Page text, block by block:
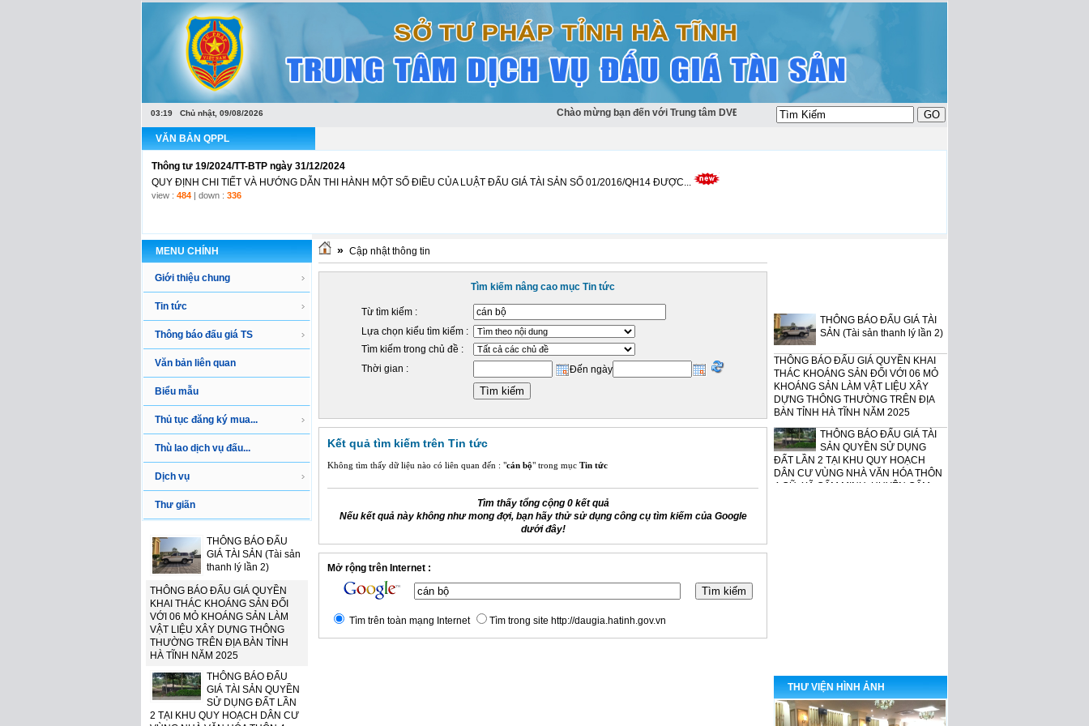
03:19 Chủ nhật, 09/08/2026 Chào mừng bạn đến với Trung tâm DVĐG tài sản tỉnh Hà Tĩnh - Địa chỉ xã Thạch Trung - TP Hà Tĩnh - tỉnh Hà Tĩnh
VĂN BẢN QPPL
Văn bản hợp nhất Luật Đấu giá tài sản
LUẬT ĐẤU GIÁ TÀI SẢNLuật Đấu giá tài sản số 01/2016/QH14 ngày 17 tháng 11 năm 2016 của Quốc hội, có...
view : 1170 | down :448
Thông tư 19/2024/TT-BTP ngày 31/12/2024
QUY ĐỊNH CHI TIẾT VÀ HƯỚNG DẪN THI HÀNH MỘT SỐ ĐIỀU CỦA LUẬT ĐẤU GIÁ TÀI SẢN SỐ 01/2016/QH14 ĐƯỢC...
view : 484 | down : 336
MENU CHÍNH
Giới thiệu chung
Tin tức
Thông báo đấu giá TS
Văn bản liên quan
Biểu mẫu
Thủ tục đăng ký mua...
Thù lao dịch vụ đấu...
Dịch vụ
Thư giãn
THÔNG BÁO ĐẤU
GIÁ TÀI SẢN (Tài sản
thanh lý lần 2)
THÔNG BÁO ĐẤU GIÁ QUYỀN
KHAI THÁC KHOÁNG SẢN ĐỐI
VỚI 06 MỎ KHOÁNG SẢN LÀM
VẬT LIỆU XÂY DỰNG THÔNG
THƯỜNG TRÊN ĐỊA BÀN TỈNH
HÀ TĨNH NĂM 2025
THÔNG BÁO ĐẤU
GIÁ TÀI SẢN QUYỀN
SỬ DỤNG ĐẤT LẦN
2 TẠI KHU QUY HOẠCH DÂN CƯ
» Cập nhật thông tin
Tìm kiếm nâng cao mục Tin tức
Từ tìm kiếm :
Lựa chọn kiểu tìm kiếm :
Tìm kiếm trong chủ đề :
Thời gian :
Đến ngày
Kết quả tìm kiếm trên Tin tức
Không tìm thấy dữ liệu nào có liên quan đến : "cán bộ" trong mục Tin tức
Tìm thấy tổng cộng 0 kết quả
Nếu kết quả này không như mong đợi, bạn hãy thử sử dụng công cụ tìm kiếm của Google
dưới đây!
Mở rộng trên Internet :
Tìm trên toàn mạng Internet Tìm trong site http://daugia.hatinh.gov.vn
THÔNG BÁO ĐẤU GIÁ TÀI
SẢN (Tài sản thanh lý lần 2)
THÔNG BÁO ĐẤU GIÁ QUYỀN KHAI
THÁC KHOÁNG SẢN ĐỐI VỚI 06 MỎ
KHOÁNG SẢN LÀM VẬT LIỆU XÂY
DỰNG THÔNG THƯỜNG TRÊN ĐỊA
BÀN TỈNH HÀ TĨNH NĂM 2025
THÔNG BÁO ĐẤU GIÁ TÀI
SẢN QUYỀN SỬ DỤNG
ĐẤT LẦN 2 TẠI KHU QUY HOẠCH
DÂN CƯ VÙNG NHÀ VĂN HÓA THÔN
4 CŨ, XÃ CẨM MINH, HUYỆN CẨM
THƯ VIỆN HÌNH ẢNH